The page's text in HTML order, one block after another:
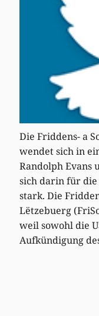
Die Friddens- a
wendet sich in
Randolph Evans
sich darin für die
stark. Die
Lëtzebuerg
weil sowohl die
Aufkündigung